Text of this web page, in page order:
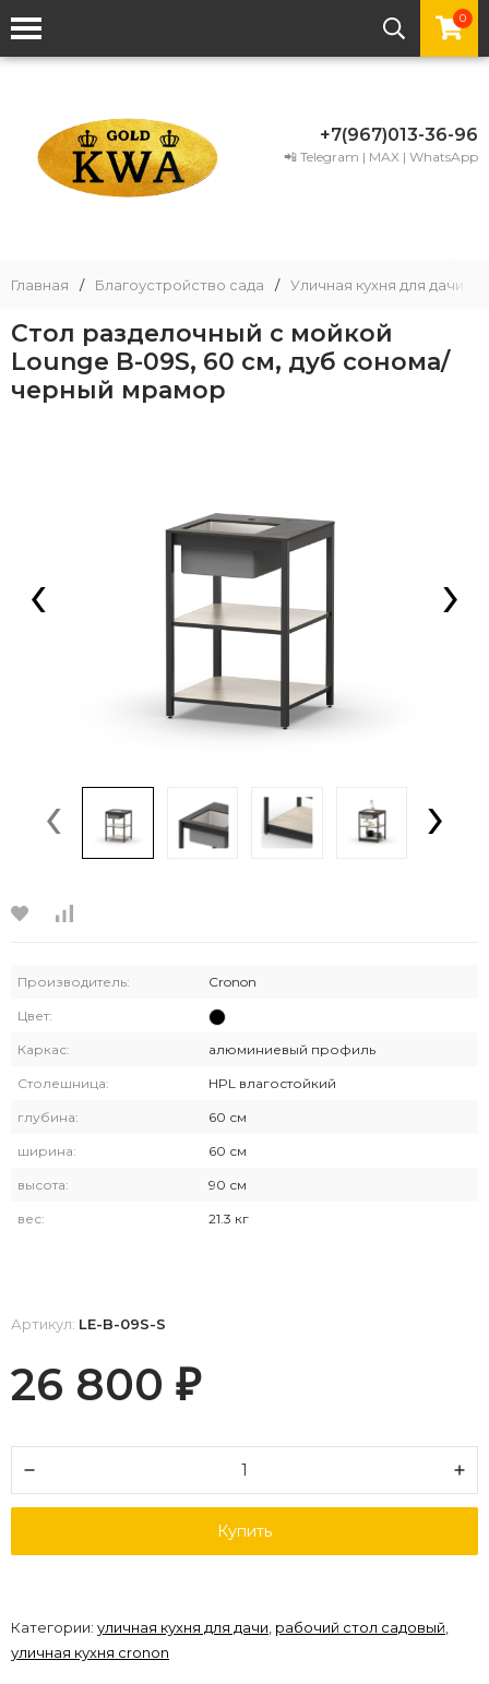
0
+7(967)013-36-96
📲 Telegram | MAX | WhatsApp
Главная / Благоустройство сада / Уличная кухня для дачи
Cтол разделочный с мойкой
Lounge B-09S, 60 см, дуб сонома/
черный мрамор
‹ ›
‹ ›
Производитель: Cronon
Цвет:
Каркас: алюминиевый профиль
Столешница: HPL влагостойкий
глубина: 60 см
ширина: 60 см
высота: 90 см
вес: 21.3 кг
Артикул: LE-B-09S-S
26 800 ₽
Купить
Категории: уличная кухня для дачи, рабочий стол садовый,
уличная кухня cronon